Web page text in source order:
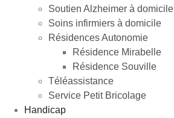
Soutien Alzheimer à domicile
Soins infirmiers à domicile
Résidences Autonomie
Résidence Mirabelle
Résidence Souville
Téléassistance
Service Petit Bricolage
Handicap